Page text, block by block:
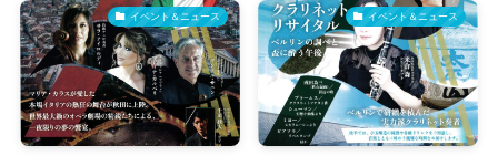
イベント＆ニュース イベント＆ニュース